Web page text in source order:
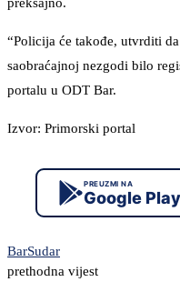
“Policija će takođe, utvrditi
saobraćajnoj nezgodi bilo
portalu u ODT Bar.
Izvor: Primorski portal
PREUZMI NA
Google Play
BarSudar
prethodna vijest